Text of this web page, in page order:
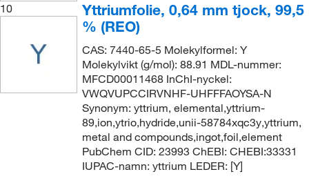
10
Yttriumfolie, 0,64 mm tjock, 99,5
% (REO)
CAS: 7440-65-5 Molekylformel: Y
Molekylvikt (g/mol): 88.91 MDL-nummer:
MFCD00011468 InChI-nyckel:
VWQVUPCCIRVNHF-UHFFFAOYSA-N
Synonym: yttrium, elemental,yttrium-
89,ion,ytrio,hydride,unii-58784xqc3y,yttrium,
metal and compounds,ingot,foil,element
PubChem CID: 23993 ChEBI: CHEBI:33331
IUPAC-namn: yttrium LEDER: [Y]